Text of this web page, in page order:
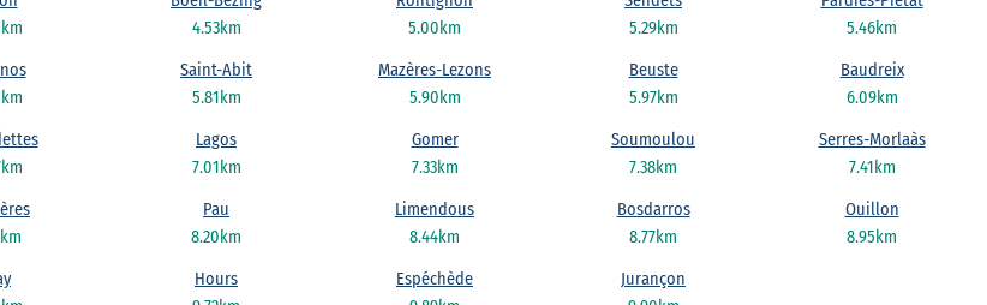
4.53km
5.00km
5.29km
5.46km
5.81km
Saint-Abit
5.90km
Mazères-Lezons
5.97km
Beuste
6.09km
Baudreix
7.01km
Lagos
7.33km
Gomer
7.38km
Soumoulou
7.41km
Serres-Morlaàs
8.20km
Pau
8.44km
Limendous
8.77km
Bosdarros
8.95km
Ouillon
Hours
Espéchède
Jurançon